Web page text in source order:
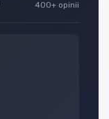
400+ opinii